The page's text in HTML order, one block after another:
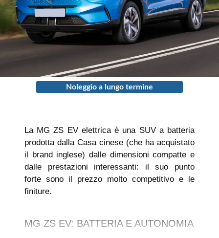
Noleggio a lungo termine
La MG ZS EV elettrica è una SUV a batteria
prodotta dalla Casa cinese (che ha acquistato
il brand inglese) dalle dimensioni compatte e
dalle prestazioni interessanti: il suo punto
forte sono il prezzo molto competitivo e le
finiture.
MG ZS EV: BATTERIA E AUTONOMIA